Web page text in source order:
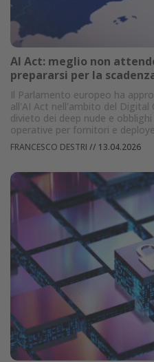
AI Act: meglio non
prepararsi per la
Il Parlamento europeo ha
all'AI Act nell'ambito del Digital
divieto dei deep nude e
operative per fornitori e
FRANCESCO DESTRI // 13.04.2026